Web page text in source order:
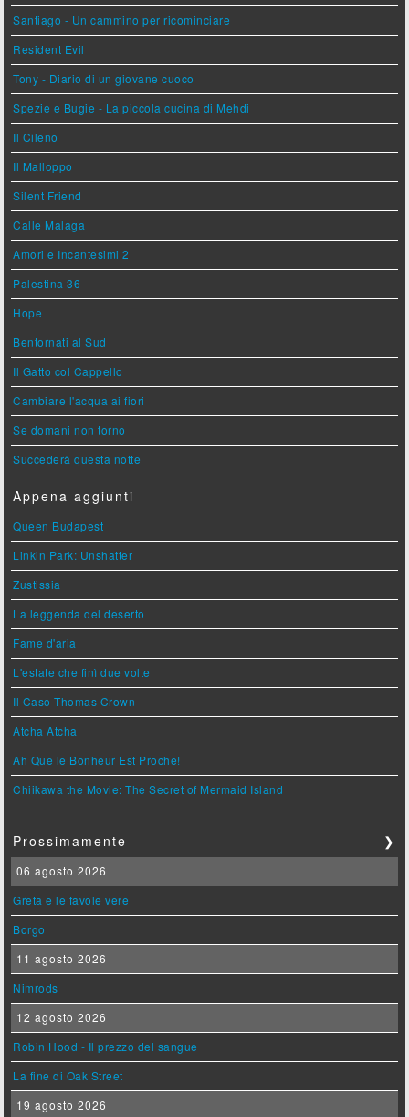
Santiago - Un cammino per ricominciare
Resident Evil
Tony - Diario di un giovane cuoco
Spezie e Bugie - La piccola cucina di Mehdi
Il Cileno
Il Malloppo
Silent Friend
Calle Malaga
Amori e Incantesimi 2
Palestina 36
Hope
Bentornati al Sud
Il Gatto col Cappello
Cambiare l'acqua ai fiori
Se domani non torno
Succederà questa notte
Appena aggiunti
Queen Budapest
Linkin Park: Unshatter
Zustissia
La leggenda del deserto
Fame d'aria
L'estate che finì due volte
Il Caso Thomas Crown
Atcha Atcha
Ah Que le Bonheur Est Proche!
Chiikawa the Movie: The Secret of Mermaid Island
Prossimamente ❯
06 agosto 2026
Greta e le favole vere
Borgo
11 agosto 2026
Nimrods
12 agosto 2026
Robin Hood - Il prezzo del sangue
La fine di Oak Street
19 agosto 2026